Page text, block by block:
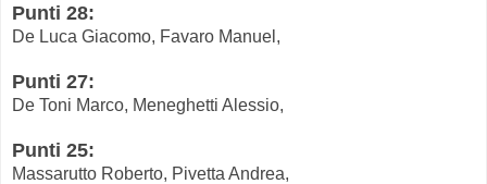
Punti 28:
De Luca Giacomo, Favaro Manuel,
Punti 27:
De Toni Marco, Meneghetti Alessio,
Punti 25:
Massarutto Roberto, Pivetta Andrea,